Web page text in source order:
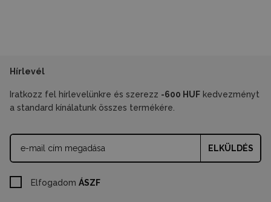
Hírlevél
Iratkozz fel hírlevelünkre és szerezz -600 HUF kedvezményt
a standard kínálatunk összes termékére.
ELKÜLDÉS
Elfogadom ÁSZF